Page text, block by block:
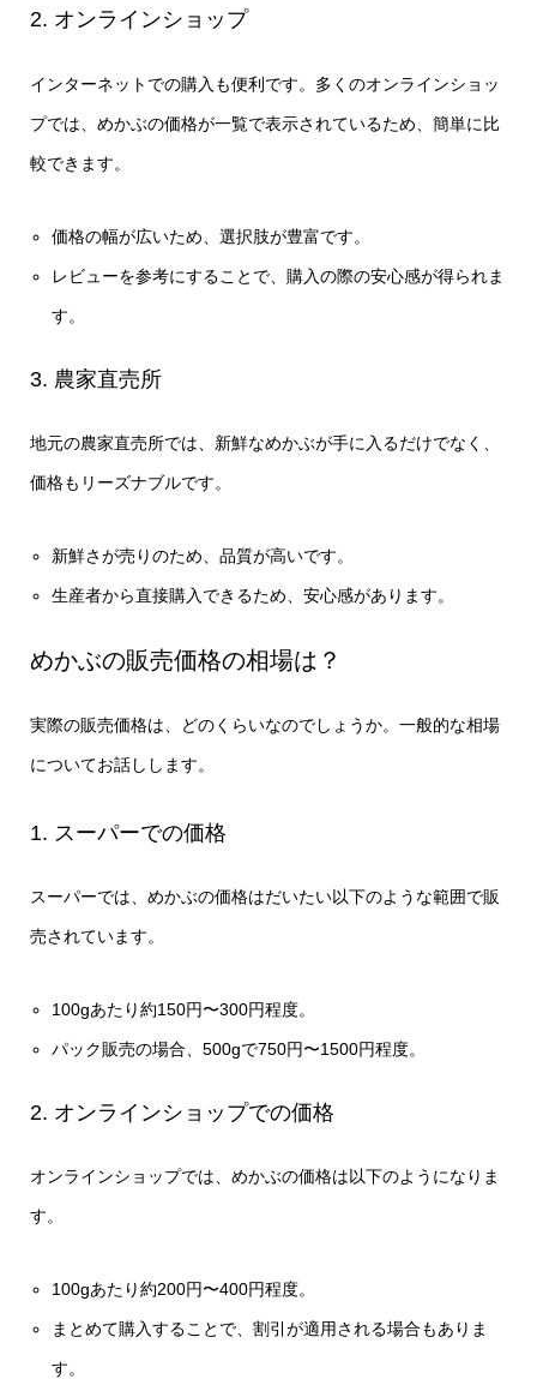
2. オンラインショップ
インターネットでの購入も便利です。多くのオンラインショッ
プでは、めかぶの価格が一覧で表示されているため、簡単に比
較できます。
価格の幅が広いため、選択肢が豊富です。
レビューを参考にすることで、購入の際の安心感が得られま
す。
3. 農家直売所
地元の農家直売所では、新鮮なめかぶが手に入るだけでなく、
価格もリーズナブルです。
新鮮さが売りのため、品質が高いです。
生産者から直接購入できるため、安心感があります。
めかぶの販売価格の相場は？
実際の販売価格は、どのくらいなのでしょうか。一般的な相場
についてお話しします。
1. スーパーでの価格
スーパーでは、めかぶの価格はだいたい以下のような範囲で販
売されています。
100gあたり約150円〜300円程度。
パック販売の場合、500gで750円〜1500円程度。
2. オンラインショップでの価格
オンラインショップでは、めかぶの価格は以下のようになりま
す。
100gあたり約200円〜400円程度。
まとめて購入することで、割引が適用される場合もありま
す。